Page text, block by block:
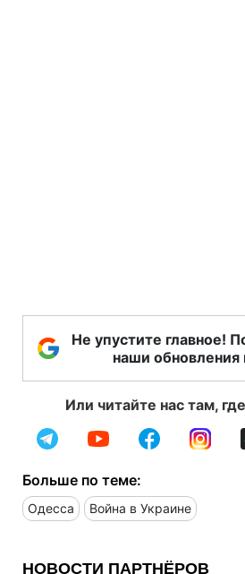
Не упустите главное!
наши обновления
Или читайте нас там,
Больше по теме:
Одесса Война в Украине